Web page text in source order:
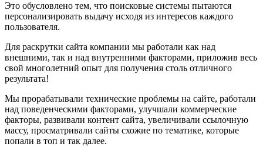
Это обусловлено тем, что поисковые системы пытаются
персонализировать выдачу исходя из интересов каждого
пользователя.
Для раскрутки сайта компании мы работали как над
внешними, так и над внутренними факторами, приложив весь
свой многолетний опыт для получения столь отличного
результата!
Мы прорабатывали технические проблемы на сайте, работали
над поведенческими факторами, улучшали коммерческие
факторы, развивали контент сайта, увеличивали ссылочную
массу, просматривали сайты схожие по тематике, которые
попали в топ и так далее.